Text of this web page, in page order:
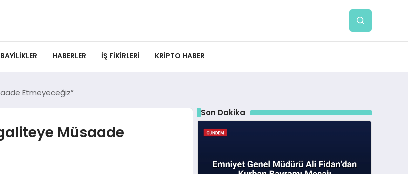
BAYILIKLER HABERLER İŞ FIKIRLERI KRIPTO HABER
Etmeyeceğiz”
Müsaade
Son Dakika